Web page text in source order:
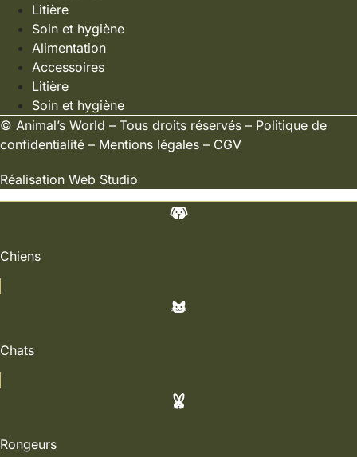
Litière
Soin et hygiène
Alimentation
Accessoires
Litière
Soin et hygiène
© Animal’s World – Tous droits réservés – Politique de
confidentialité – Mentions légales – CGV
Réalisation Web Studio
Chiens
Chats
Rongeurs